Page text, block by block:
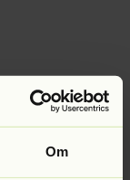
Om